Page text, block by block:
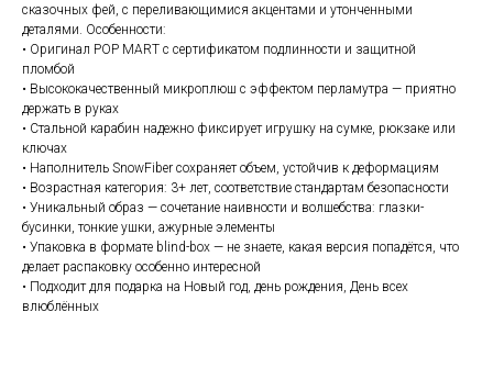
сказочных фей, с переливающимися акцентами и утонченными
деталями. Особенности:
• Оригинал POP MART с сертификатом подлинности и защитной
пломбой
• Высококачественный микроплюш с эффектом перламутра — приятно
держать в руках
• Стальной карабин надежно фиксирует игрушку на сумке, рюкзаке или
ключах
• Наполнитель SnowFiber сохраняет объем, устойчив к деформациям
• Возрастная категория: 3+ лет, соответствие стандартам безопасности
• Уникальный образ — сочетание наивности и волшебства: глазки-
бусинки, тонкие ушки, ажурные элементы
• Упаковка в формате blind-box — не знаете, какая версия попадётся, что
делает распаковку особенно интересной
• Подходит для подарка на Новый год, день рождения, День всех
влюблённых